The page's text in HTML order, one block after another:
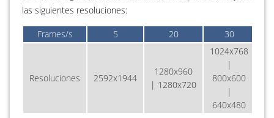
las siguientes resoluciones:
Frames/s 5 20 30
Resoluciones 2592x1944
1280x960
| 1280x720
1024x768
|
800x600
|
640x480